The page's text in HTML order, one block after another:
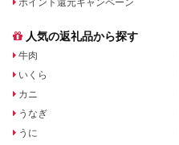
ポイント還元キャンペーン
人気の返礼品から探す
牛肉
いくら
カニ
うなぎ
うに